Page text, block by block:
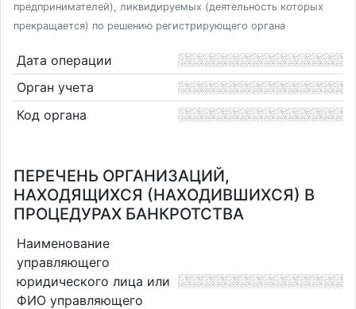
предпринимателей), ликвидируемых (деятельность которых
прекращается) по решению регистрирующего органа
Дата операции
Орган учета
Код органа
ПЕРЕЧЕНЬ ОРГАНИЗАЦИЙ,
НАХОДЯЩИХСЯ (НАХОДИВШИХСЯ) В
ПРОЦЕДУРАХ БАНКРОТСТВА
Наименование
управляющего
юридического лица или
ФИО управляющего